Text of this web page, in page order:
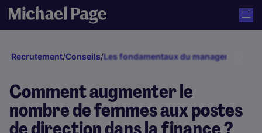
Recrutement/Conseils/Les fondamentaux du management
Comment augmenter le
nombre de femmes aux postes